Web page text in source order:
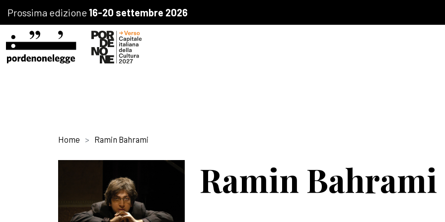
Prossima edizione16-20 settembre 2026
Home Ramin Bahrami
Ramin Bahrami